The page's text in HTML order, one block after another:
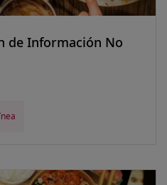
de Información No